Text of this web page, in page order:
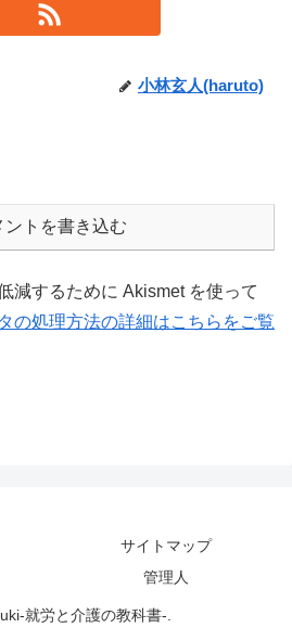
小林玄人(haruto)
ントを書き込む
減するために Akismet を使って
の処理方法の詳細はこちらをご覧
サイトマップ
管理人
就労と介護の教科書-.